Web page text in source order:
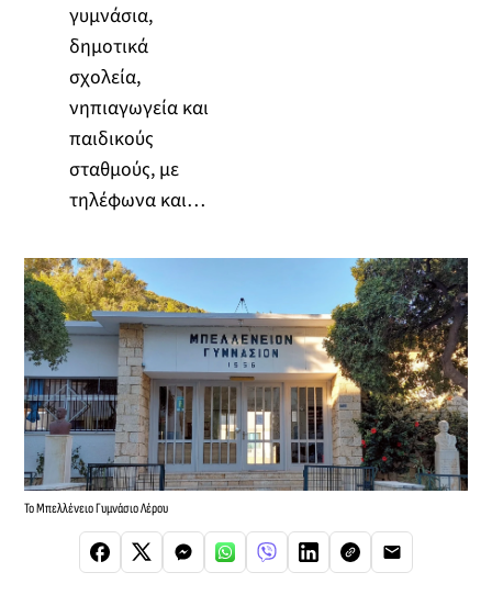
γυμνάσια,
δημοτικά
σχολεία,
νηπιαγωγεία και
παιδικούς
σταθμούς, με
τηλέφωνα και…
Το Μπελλένειο Γυμνάσιο Λέρου